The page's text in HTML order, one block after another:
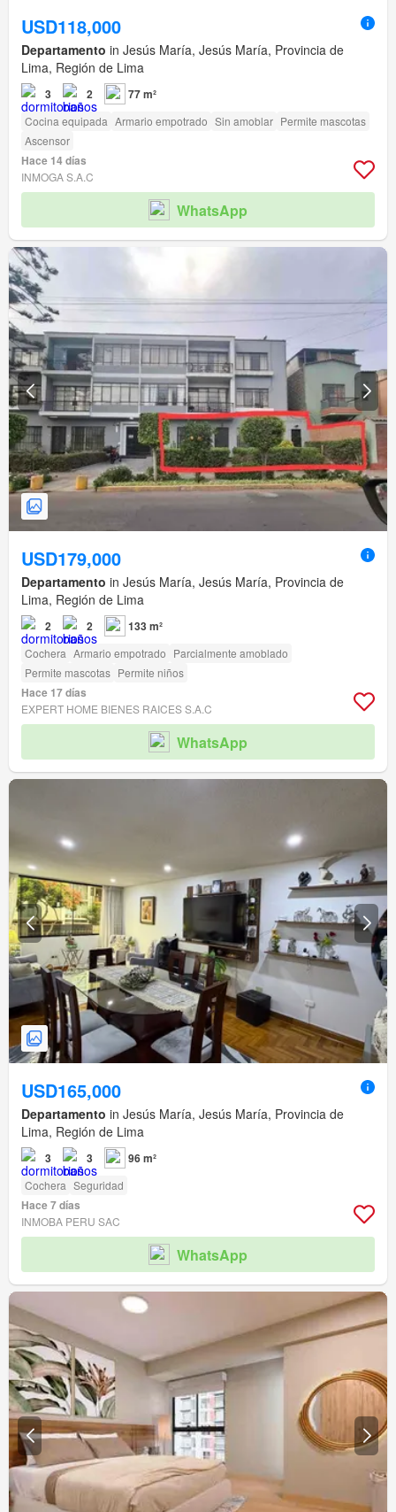
USD118,000
Departamento in Jesús María, Jesús María, Provincia de
Lima, Región de Lima
3 2 77 m²
Cocina equipada Armario empotrado Sin amoblar Permite mascotas
Ascensor
Hace 14 días
INMOGA S.A.C
WhatsApp
USD179,000
Departamento in Jesús María, Jesús María, Provincia de
Lima, Región de Lima
2 2 133 m²
Cochera Armario empotrado Parcialmente amoblado
Permite mascotas Permite niños
Hace 17 días
EXPERT HOME BIENES RAICES S.A.C
WhatsApp
USD165,000
Departamento in Jesús María, Jesús María, Provincia de
Lima, Región de Lima
3 3 96 m²
Cochera Seguridad
Hace 7 días
INMOBA PERU SAC
WhatsApp